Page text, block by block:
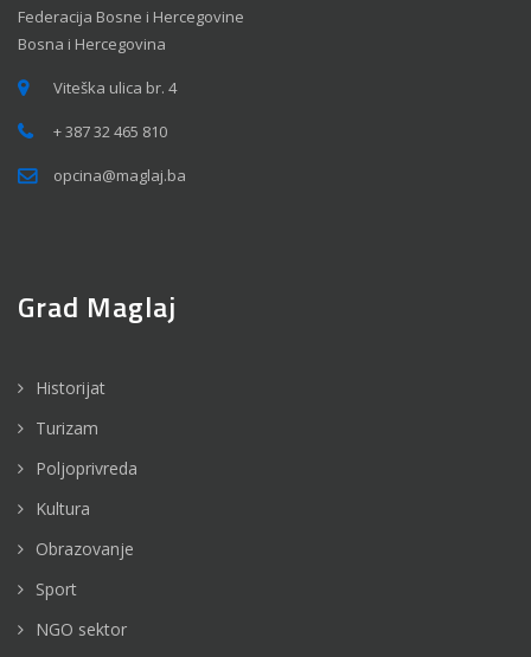
Federacija Bosne i Hercegovine
Bosna i Hercegovina
Viteška ulica br. 4
+ 387 32 465 810
opcina@maglaj.ba
Grad Maglaj
Historijat
Turizam
Poljoprivreda
Kultura
Obrazovanje
Sport
NGO sektor